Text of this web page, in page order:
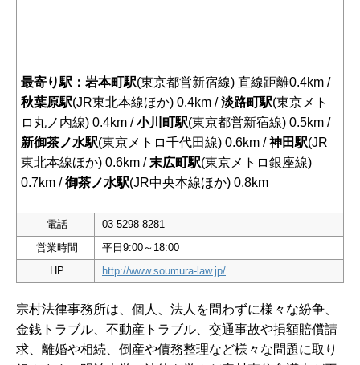
最寄り駅：岩本町駅(東京都営新宿線) 直線距離0.4km /
秋葉原駅(JR東北本線ほか) 0.4km /淡路町駅(東京メト
ロ丸ノ内線) 0.4km /小川町駅(東京都営新宿線) 0.5km /
新御茶ノ水駅(東京メトロ千代田線) 0.6km /神田駅(JR
東北本線ほか) 0.6km /末広町駅(東京メトロ銀座線)
0.7km /御茶ノ水駅(JR中央本線ほか) 0.8km
電話
03-5298-8281
営業時間
平日9:00～18:00
HP
http://www.soumura-law.jp/
宗村法律事務所は、個人、法人を問わずに様々な紛争、
金銭トラブル、不動産トラブル、交通事故や損額賠償請
求、離婚や相続、倒産や債務整理など様々な問題に取り